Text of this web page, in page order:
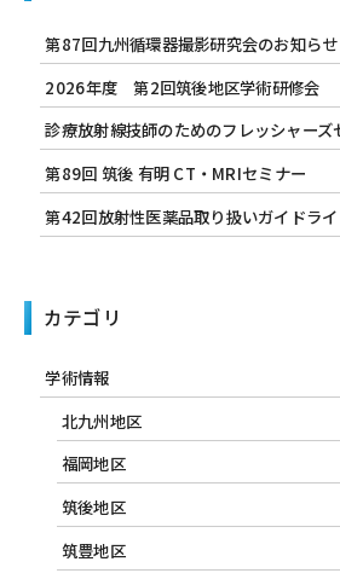
第87回九州循環器撮影研究会のお知らせ
2026年度 第2回筑後地区学術研修会
診療放射線技師のためのフレッシャーズ
第89回 筑後 有明 CT・MRIセミナー
第42回放射性医薬品取り扱いガイドラ
カテゴリ
学術情報
北九州地区
福岡地区
筑後地区
筑豊地区